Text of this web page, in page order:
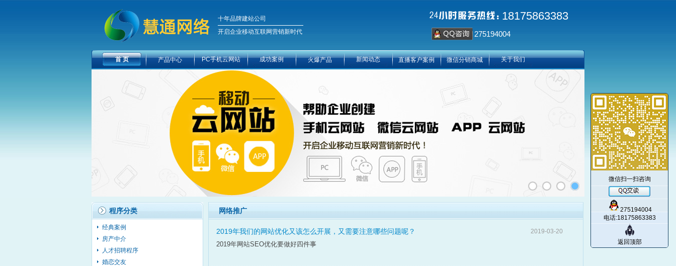
十年品牌建站公司
开启企业移动互联网营销新时代
18175863383
275194004
首 页 产品中心 PC手机云网站 成功案例 火爆产品 新闻动态 直播客户案例 微信分销商城 关于我们
程序分类
经典案例
房产中介
人才招聘程序
婚恋交友
网络推广
2019年我们的网站优化又该怎么开展，又需要注意哪些问题呢？ 2019-03-20
2019年网站SEO优化要做好四件事
微信扫一扫咨询
275194004
电话:18175863383
返回顶部